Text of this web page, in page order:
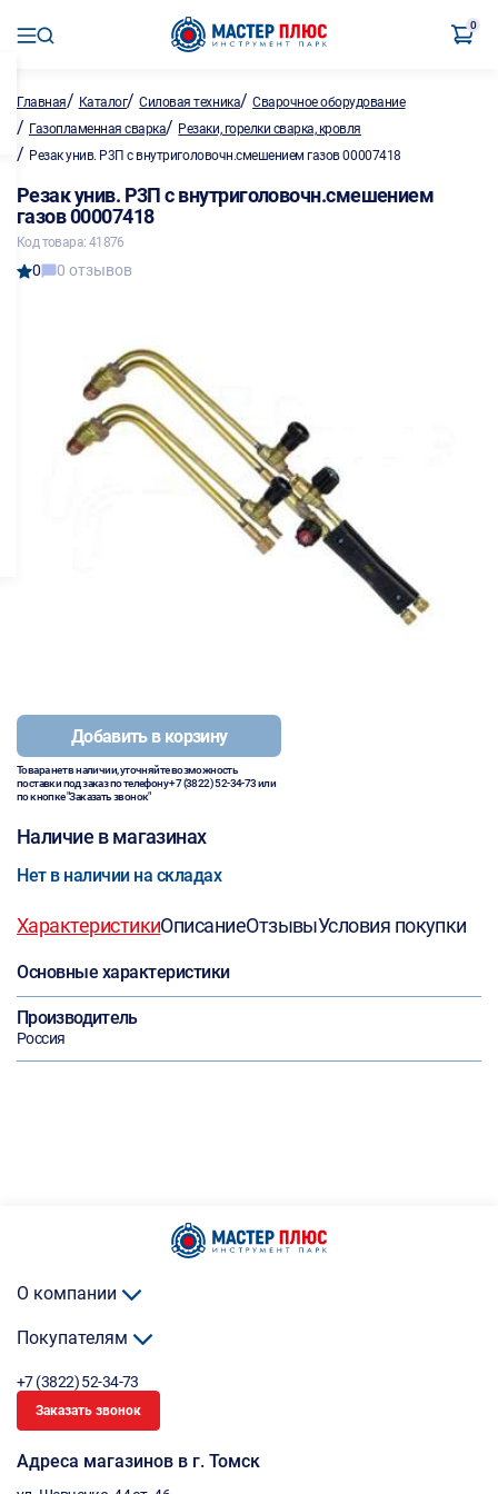
0
Главная/ Каталог/Силовая техника/Сварочное оборудование
/ Газопламенная сварка/ Резаки, горелки сварка, кровля
/ Резак унив. Р3П с внутриголовочн.смешением газов 00007418
Резак унив. Р3П с внутриголовочн.смешением
газов 00007418
Код товара: 41876
0 0 отзывов
Добавить в корзину
Товара нет в наличии, уточняйте возможность
поставки под заказ по телефону+7 (3822) 52-34-73или
по кнопке "Заказать звонок"
Наличие в магазинах
Нет в наличии на складах
ХарактеристикиОписаниеОтзывыУсловия покупки
Основные характеристики
Производитель
Россия
О компании
Покупателям
+7 (3822) 52-34-73
Заказать звонок
Адреса магазинов в г. Томск